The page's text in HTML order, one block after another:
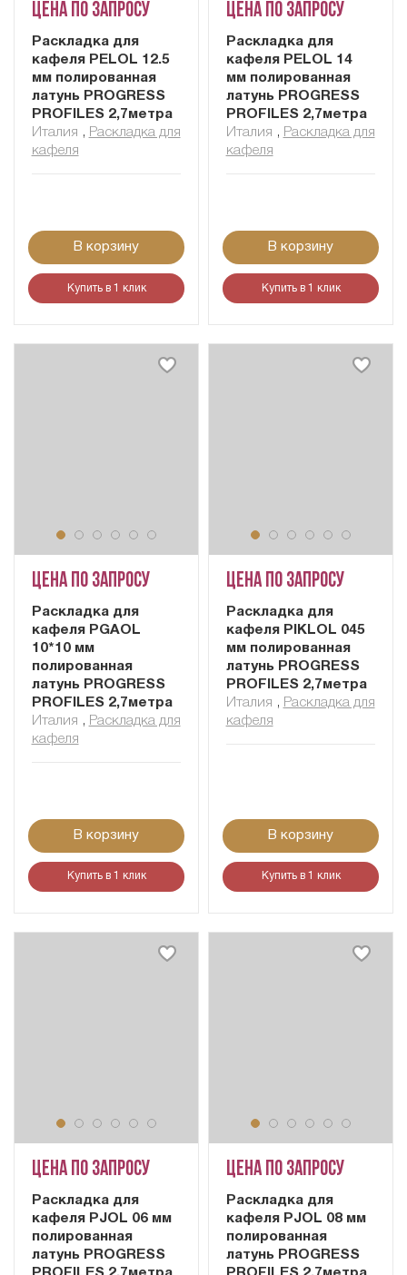
Цена по запросу
Раскладка для
кафеля PELOL 12.5
мм полированная
латунь PROGRESS
PROFILES 2,7метра
Италия , Раскладка для
кафеля
В корзину
Купить в 1 клик
Цена по запросу
Раскладка для
кафеля PELOL 14
мм полированная
латунь PROGRESS
PROFILES 2,7метра
Италия , Раскладка для
кафеля
В корзину
Купить в 1 клик
Цена по запросу
Раскладка для
кафеля PGAOL
10*10 мм
полированная
латунь PROGRESS
PROFILES 2,7метра
Италия , Раскладка для
кафеля
В корзину
Купить в 1 клик
Цена по запросу
Раскладка для
кафеля PIKLOL 045
мм полированная
латунь PROGRESS
PROFILES 2,7метра
Италия , Раскладка для
кафеля
В корзину
Купить в 1 клик
Цена по запросу
Раскладка для
кафеля PJOL 06 мм
полированная
латунь PROGRESS
Цена по запросу
Раскладка для
кафеля PJOL 08 мм
полированная
латунь PROGRESS